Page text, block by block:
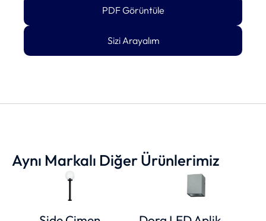
PDF Görüntüle
Sizi Arayalım
Aynı Markalı Diğer Ürünlerimiz